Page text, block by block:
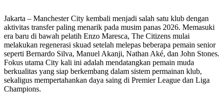
Jakarta – Manchester City kembali menjadi salah satu klub dengan
aktivitas transfer paling menarik pada musim panas 2026. Memasuki
era baru di bawah pelatih Enzo Maresca, The Citizens mulai
melakukan regenerasi skuad setelah melepas beberapa pemain senior
seperti Bernardo Silva, Manuel Akanji, Nathan Aké, dan John Stones.
Fokus utama City kali ini adalah mendatangkan pemain muda
berkualitas yang siap berkembang dalam sistem permainan klub,
sekaligus mempertahankan daya saing di Premier League dan Liga
Champions.